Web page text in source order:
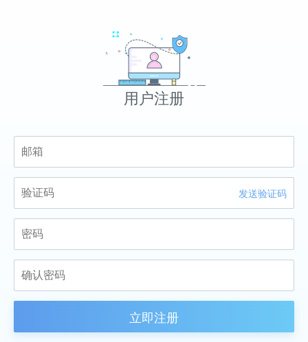
用户注册
发送验证码
立即注册